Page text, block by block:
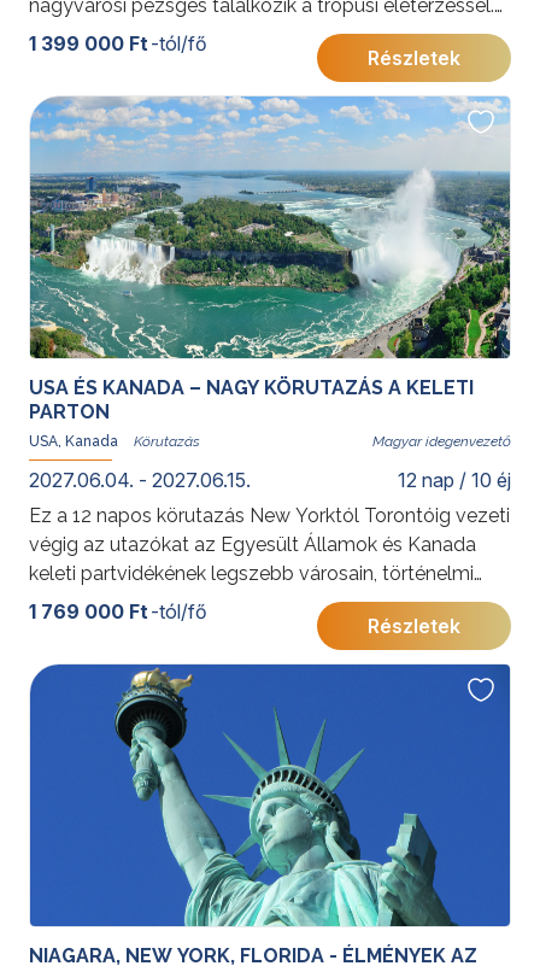
nagyvárosi pezsgés találkozik a trópusi életérzéssel.
Ikonikus látnivalók, art deco hangulat és kulturális
sokszínűség várja egy felejthetetlen utazáson.
További érdekességekért az Amerikai Egyesült
Államokról kattintson ide.
1 399 000 Ft -tól/fő
Részletek
USA ÉS KANADA – NAGY KÖRUTAZÁS A KELETI
PARTON
USA, Kanada Magyar idegenvezető
2027.06.04. - 2027.06.15. 12 nap / 10 éj
Ez a 12 napos körutazás New Yorktól Torontóig vezeti
végig az utazókat az Egyesült Államok és Kanada
keleti partvidékének legszebb városain, történelmi
emlékhelyein és természeti látnivalóin. A modern
világvárosok, a francia-kanadai kultúra, a festői 1000-
sziget vidéke és a Niagara-vízesés együtt olyan
élményt nyújtanak, amely első észak-amerikai
utazásnak, de visszatérő látogatóknak is kiváló
További érdekességekért az Amerikai Egyesült
Államokról kattintson ide., Kanadáról pedig
1 769 000 Ft -tól/fő
Részletek
NIAGARA, NEW YORK, FLORIDA - ÉLMÉNYEK AZ